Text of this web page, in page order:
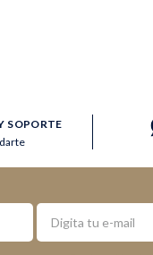
SOPORTE
Email